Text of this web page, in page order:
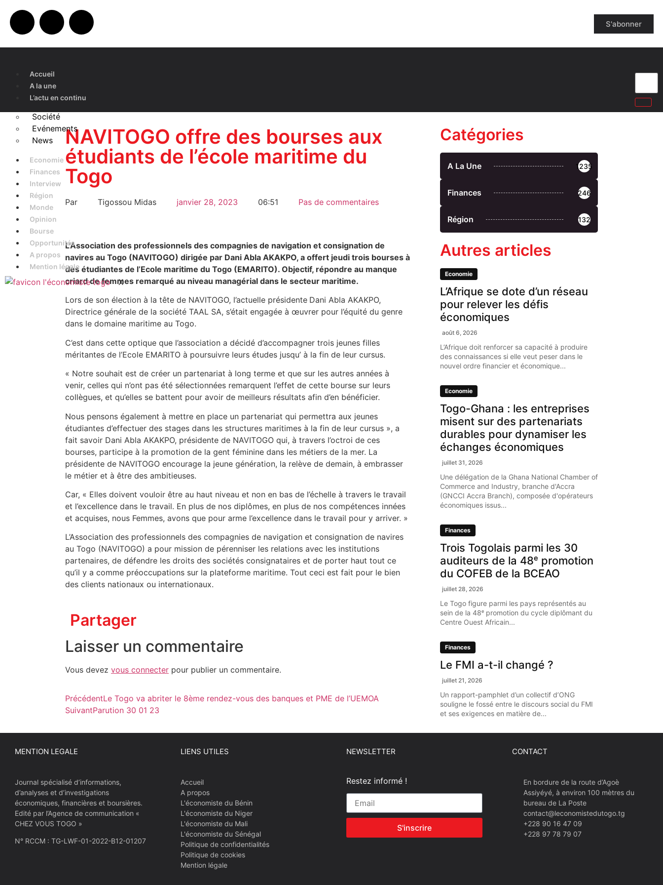
S'abonner
Accueil
A la une
L’actu en continu
Société
Evénements
News
Economie
Finances
Interview
Région
Monde
Opinion
Bourse
Opportunités
A propos
Mention légale
X
NAVITOGO offre des bourses aux
étudiants de l’école maritime du
Togo
Par Tigossou Midas janvier 28, 2023 06:51 Pas de commentaires
L’Association des professionnels des compagnies de navigation et consignation de
navires au Togo (NAVITOGO) dirigée par Dani Abla AKAKPO, a offert jeudi trois bourses à
des étudiantes de l’Ecole maritime du Togo (EMARITO). Objectif, répondre au manque
criard de femmes remarqué au niveau managérial dans le secteur maritime.
Lors de son élection à la tête de NAVITOGO, l’actuelle présidente Dani Abla AKAKPO,
Directrice générale de la société TAAL SA, s’était engagée à œuvrer pour l’équité du genre
dans le domaine maritime au Togo.
C’est dans cette optique que l’association a décidé d’accompagner trois jeunes filles
méritantes de l’Ecole EMARITO à poursuivre leurs études jusqu’ à la fin de leur cursus.
« Notre souhait est de créer un partenariat à long terme et que sur les autres années à
venir, celles qui n’ont pas été sélectionnées remarquent l’effet de cette bourse sur leurs
collègues, et qu’elles se battent pour avoir de meilleurs résultats afin d’en bénéficier.
Nous pensons également à mettre en place un partenariat qui permettra aux jeunes
étudiantes d’effectuer des stages dans les structures maritimes à la fin de leur cursus », a
fait savoir Dani Abla AKAKPO, présidente de NAVITOGO qui, à travers l’octroi de ces
bourses, participe à la promotion de la gent féminine dans les métiers de la mer. La
présidente de NAVITOGO encourage la jeune génération, la relève de demain, à embrasser
le métier et à être des ambitieuses.
Car, « Elles doivent vouloir être au haut niveau et non en bas de l’échelle à travers le travail
et l’excellence dans le travail. En plus de nos diplômes, en plus de nos compétences innées
et acquises, nous Femmes, avons que pour arme l’excellence dans le travail pour y arriver. »
L’Association des professionnels des compagnies de navigation et consignation de navires
au Togo (NAVITOGO) a pour mission de pérenniser les relations avec les institutions
partenaires, de défendre les droits des sociétés consignataires et de porter haut tout ce
qu’il y a comme préoccupations sur la plateforme maritime. Tout ceci est fait pour le bien
des clients nationaux ou internationaux.
Partager
Laisser un commentaire
Vous devez vous connecter pour publier un commentaire.
PrécédentLe Togo va abriter le 8ème rendez-vous des banques et PME de l’UEMOA
SuivantParution 30 01 23
Catégories
A La Une 1235
Finances 246
Région 132
Autres articles
Economie
L’Afrique se dote d’un réseau
pour relever les défis
économiques
août 6, 2026
L’Afrique doit renforcer sa capacité à produire
des connaissances si elle veut peser dans le
nouvel ordre financier et économique...
Economie
Togo-Ghana : les entreprises
misent sur des partenariats
durables pour dynamiser les
échanges économiques
juillet 31, 2026
Une délégation de la Ghana National Chamber of
Commerce and Industry, branche d'Accra
(GNCCI Accra Branch), composée d'opérateurs
économiques issus...
Finances
Trois Togolais parmi les 30
auditeurs de la 48ᵉ promotion
du COFEB de la BCEAO
juillet 28, 2026
Le Togo figure parmi les pays représentés au
sein de la 48ᵉ promotion du cycle diplômant du
Centre Ouest Africain...
Finances
Le FMI a-t-il changé ?
juillet 21, 2026
Un rapport-pamphlet d’un collectif d’ONG
souligne le fossé entre le discours social du FMI
et ses exigences en matière de...
MENTION LEGALE
Journal spécialisé d’informations,
d’analyses et d’investigations
économiques, financières et boursières.
Edité par l’Agence de communication «
CHEZ VOUS TOGO »
N° RCCM : TG-LWF-01-2022-B12-01207
LIENS UTILES
Accueil
A propos
L'économiste du Bénin
L'économiste du Niger
L'économiste du Mali
L'économiste du Sénégal
Politique de confidentialités
Politique de cookies
Mention légale
NEWSLETTER
Restez informé !
S'inscrire
CONTACT
En bordure de la route d’Agoè
Assiyéyé, à environ 100 mètres du
bureau de La Poste
contact@leconomistedutogo.tg
+228 90 16 47 09
+228 97 78 79 07